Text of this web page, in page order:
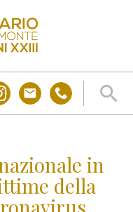
in
della